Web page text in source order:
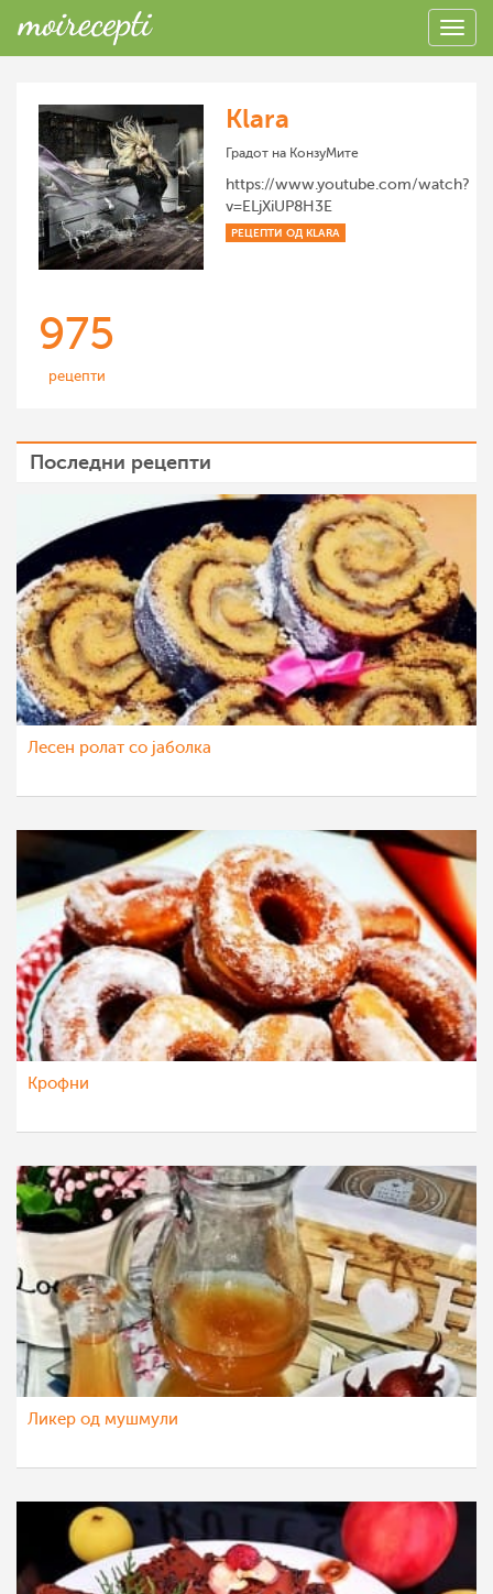
Klara
Градот на КонзуМите
https://www.youtube.com/watch?
v=ELjXiUP8H3E
РЕЦЕПТИ ОД KLARA
975
рецепти
Последни рецепти
Лесен ролат со јаболка
Крофни
Ликер од мушмули